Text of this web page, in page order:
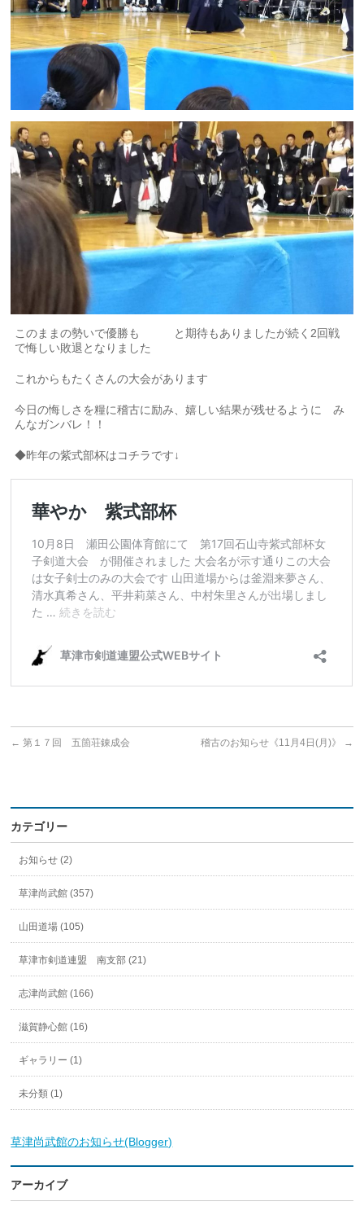
このままの勢いで優勝も と期待もありましたが続く2回戦
で悔しい敗退となりました
これからもたくさんの大会があります
今日の悔しさを糧に稽古に励み、嬉しい結果が残せるように み
んなガンバレ！！
◆昨年の紫式部杯はコチラです↓
← 第１７回 五箇荘錬成会 稽古のお知らせ《11月4日(月)》 →
カテゴリー
お知らせ (2)
草津尚武館 (357)
山田道場 (105)
草津市剣道連盟 南支部 (21)
志津尚武館 (166)
滋賀静心館 (16)
ギャラリー (1)
未分類 (1)
草津尚武館のお知らせ(Blogger)
アーカイブ